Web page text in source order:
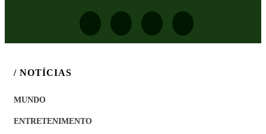
/ NOTÍCIAS
MUNDO
ENTRETENIMENTO